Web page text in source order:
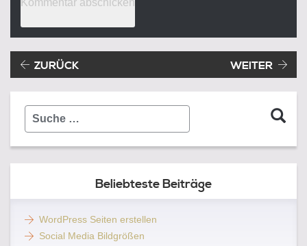
Beitragsnavigation
ZURÜCK WEITER
Suche
Beliebteste Beiträge
WordPress Seiten erstellen
Social Media Bildgrößen